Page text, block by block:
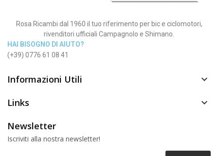
Rosa Ricambi dal 1960 il tuo riferimento per bic e ciclomotori,
rivenditori ufficiali Campagnolo e Shimano.
HAI BISOGNO DI AIUTO?
(+39) 0776 61 08 41
Informazioni Utili 
Links 
Newsletter
Iscriviti alla nostra newsletter!